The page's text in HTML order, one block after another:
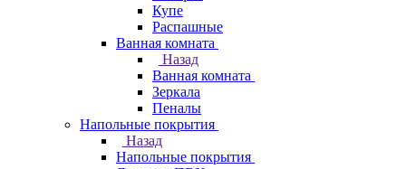
Купе
Распашные
Ванная комната
Назад
Ванная комната
Зеркала
Пеналы
Напольные покрытия
Назад
Напольные покрытия